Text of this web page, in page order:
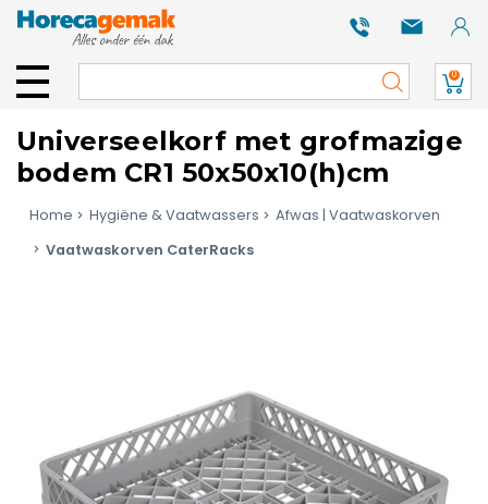
0
Universeelkorf met grofmazige
bodem CR1 50x50x10(h)cm
Home Hygiëne & Vaatwassers
Afwas | Vaatwaskorven
Vaatwaskorven CaterRacks